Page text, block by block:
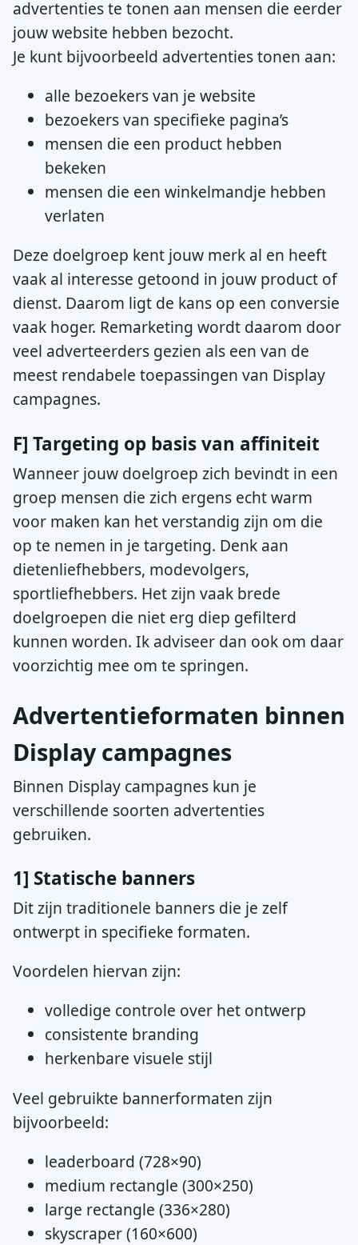
advertenties te tonen aan mensen die eerder
jouw website hebben bezocht.
Je kunt bijvoorbeeld advertenties tonen aan:
alle bezoekers van je website
bezoekers van specifieke pagina’s
mensen die een product hebben
bekeken
mensen die een winkelmandje hebben
verlaten
Deze doelgroep kent jouw merk al en heeft
vaak al interesse getoond in jouw product of
dienst. Daarom ligt de kans op een conversie
vaak hoger. Remarketing wordt daarom door
veel adverteerders gezien als een van de
meest rendabele toepassingen van Display
campagnes.
F] Targeting op basis van affiniteit
Wanneer jouw doelgroep zich bevindt in een
groep mensen die zich ergens echt warm
voor maken kan het verstandig zijn om die
op te nemen in je targeting. Denk aan
dietenliefhebbers, modevolgers,
sportliefhebbers. Het zijn vaak brede
doelgroepen die niet erg diep gefilterd
kunnen worden. Ik adviseer dan ook om daar
voorzichtig mee om te springen.
Advertentieformaten binnen
Display campagnes
Binnen Display campagnes kun je
verschillende soorten advertenties
gebruiken.
1] Statische banners
Dit zijn traditionele banners die je zelf
ontwerpt in specifieke formaten.
Voordelen hiervan zijn:
volledige controle over het ontwerp
consistente branding
herkenbare visuele stijl
Veel gebruikte bannerformaten zijn
bijvoorbeeld:
leaderboard (728×90)
medium rectangle (300×250)
large rectangle (336×280)
skyscraper (160×600)